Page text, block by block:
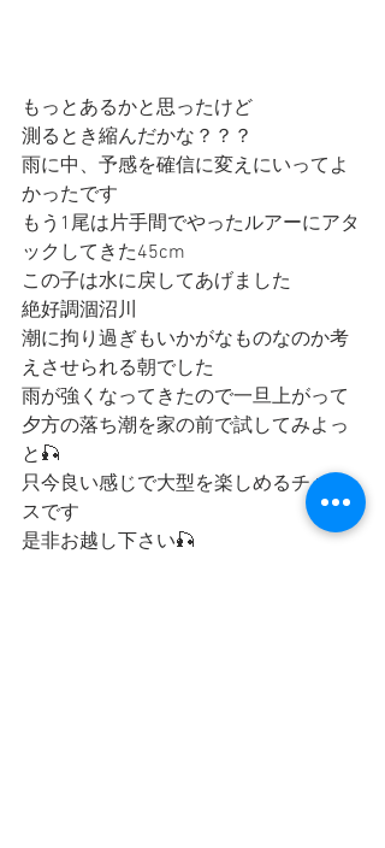
もっとあるかと思ったけど
測るとき縮んだかな？？？
雨に中、予感を確信に変えにいってよ
かったです
もう1尾は片手間でやったルアーにアタ
ックしてきた45cm
この子は水に戻してあげました
絶好調涸沼川
潮に拘り過ぎもいかがなものなのか考
えさせられる朝でした
雨が強くなってきたので一旦上がって
夕方の落ち潮を家の前で試してみよっ
と🎣
只今良い感じで大型を楽しめるチャン
スです
是非お越し下さい🎣